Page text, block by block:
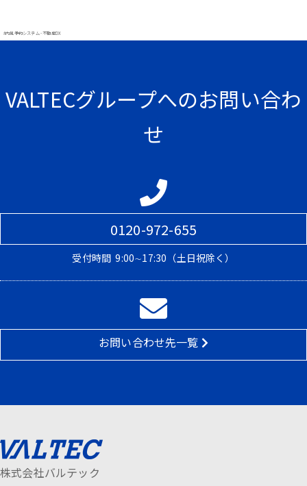
#内見予約システム - 不動産DX
VALTECグループへのお問い合わ
せ
0120-972-655
受付時間 9:00∼17:30（土日祝除く）
お問い合わせ先一覧
株式会社バルテック